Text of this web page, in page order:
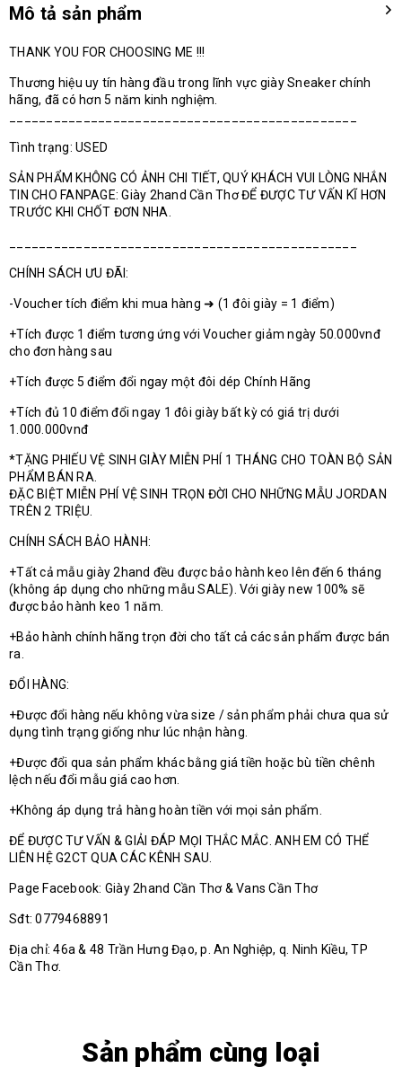
Mô tả sản phẩm
THANK YOU FOR CHOOSING ME !!!
Thương hiệu uy tín hàng đầu trong lĩnh vực giày Sneaker chính
hãng, đã có hơn 5 năm kinh nghiệm.
Tình trạng: USED
SẢN PHẨM KHÔNG CÓ ẢNH CHI TIẾT, QUÝ KHÁCH VUI LÒNG NHẮN
TIN CHO FANPAGE: Giày 2hand Cần Thơ ĐỂ ĐƯỢC TƯ VẤN KĨ HƠN
TRƯỚC KHI CHỐT ĐƠN NHA.
CHÍNH SÁCH ƯU ĐÃI:
-Voucher tích điểm khi mua hàng ➜ (1 đôi giày = 1 điểm)
+Tích được 1 điểm tương ứng với Voucher giảm ngày 50.000vnđ
cho đơn hàng sau
+Tích được 5 điểm đổi ngay một đôi dép Chính Hãng
+Tích đủ 10 điểm đổi ngay 1 đôi giày bất kỳ có giá trị dưới
1.000.000vnđ
*TẶNG PHIẾU VỆ SINH GIÀY MIỄN PHÍ 1 THÁNG CHO TOÀN BỘ SẢN
PHẨM BÁN RA.
ĐẶC BIỆT MIỄN PHÍ VỆ SINH TRỌN ĐỜI CHO NHỮNG MẪU JORDAN
TRÊN 2 TRIỆU.
CHÍNH SÁCH BẢO HÀNH:
+Tất cả mẫu giày 2hand đều được bảo hành keo lên đến 6 tháng
(không áp dụng cho những mẫu SALE). Với giày new 100% sẽ
được bảo hành keo 1 năm.
+Bảo hành chính hãng trọn đời cho tất cả các sản phẩm được bán
ra.
ĐỔI HÀNG:
+Được đổi hàng nếu không vừa size / sản phẩm phải chưa qua sử
dụng tình trạng giống như lúc nhận hàng.
+Được đổi qua sản phẩm khác bằng giá tiền hoặc bù tiền chênh
lệch nếu đổi mẫu giá cao hơn.
+Không áp dụng trả hàng hoàn tiền với mọi sản phẩm.
ĐỂ ĐƯỢC TƯ VẤN & GIẢI ĐÁP MỌI THẮC MẮC. ANH EM CÓ THỂ
LIÊN HỆ G2CT QUA CÁC KÊNH SAU.
Page Facebook: Giày 2hand Cần Thơ & Vans Cần Thơ
Sđt: 0779468891
Địa chỉ: 46a & 48 Trần Hưng Đạo, p. An Nghiệp, q. Ninh Kiều, TP
Cần Thơ.
Sản phẩm cùng loại